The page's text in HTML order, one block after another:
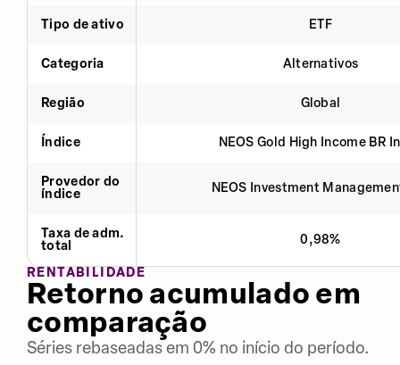
Tipo de ativo ETF
Categoria Alternativos
Região Global
Índice NEOS Gold High Income BR
Provedor do
índice
NEOS Investment
Taxa de adm.
total
0,98%
RENTABILIDADE
Retorno acumulado em
comparação
Séries rebaseadas em 0% no início do período.